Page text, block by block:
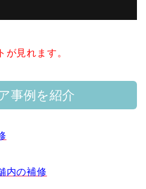
が見れます。
事例を紹介
内の補修